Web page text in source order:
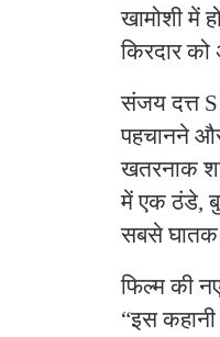
खामोशी में
किरदार
संजय दत्त
पहचानने
खतरनाक
में एक ठंडे,
सबसे घातक
फिल्म की
“इस